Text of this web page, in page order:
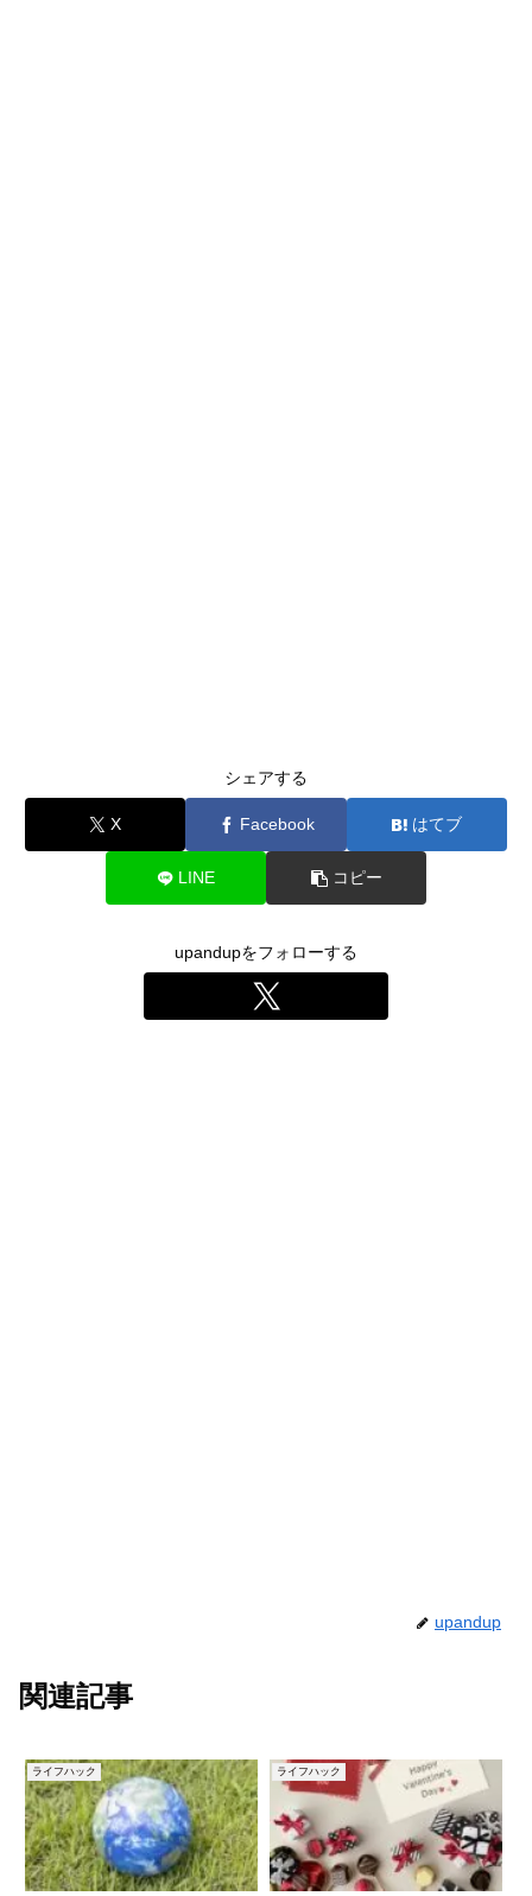
シェアする
X Facebook はてブ
LINE コピー
upandupをフォローする
upandup
関連記事
ライフハック ライフハック